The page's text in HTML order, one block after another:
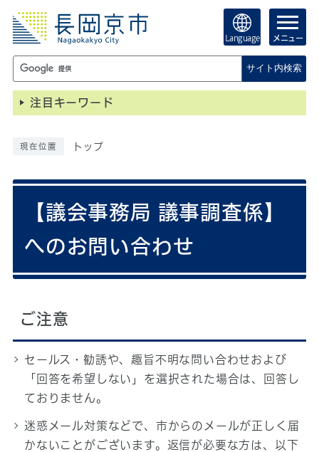
Language メニュー
サイト内検索
注目キーワード
現在位置 トップ
【議会事務局 議事調査係】
へのお問い合わせ
ご注意
セールス・勧誘や、趣旨不明な問い合わせおよび
「回答を希望しない」を選択された場合は、回答し
ておりません。
迷惑メール対策などで、市からのメールが正しく届
かないことがございます。返信が必要な方は、以下